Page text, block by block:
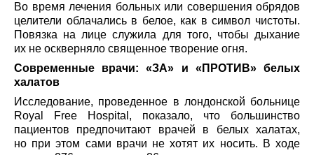
Во время лечения больных или совершения обрядов
целители облачались в белое, как в символ чистоты.
Повязка на лице служила для того, чтобы дыхание
их не оскверняло священное творение огня.
Современные врачи: «ЗА» и «ПРОТИВ» белых
халатов
Исследование, проведенное в лондонской больнице
Royal Free Hospital, показало, что большинство
пациентов предпочитают врачей в белых халатах,
но при этом сами врачи не хотят их носить. В ходе